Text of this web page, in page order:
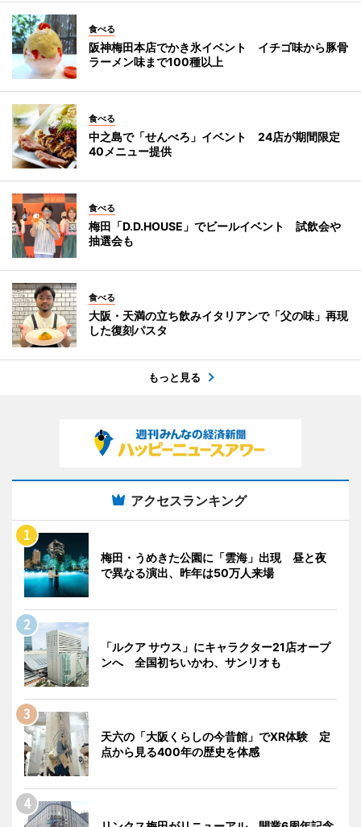
食べる
阪神梅田本店でかき氷イベント イチゴ味から豚骨
ラーメン味まで100種以上
食べる
中之島で「せんべろ」イベント 24店が期間限定
40メニュー提供
食べる
梅田「D.D.HOUSE」でビールイベント 試飲会や
抽選会も
食べる
大阪・天満の立ち飲みイタリアンで「父の味」再現
した復刻パスタ
もっと見る
アクセスランキング
梅田・うめきた公園に「雲海」出現 昼と夜
で異なる演出、昨年は50万人来場
「ルクア サウス」にキャラクター21店オープ
ンへ 全国初ちいかわ、サンリオも
天六の「大阪くらしの今昔館」でXR体験 定
点から見る400年の歴史を体感